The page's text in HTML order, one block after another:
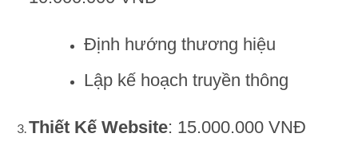
Định hướng thương hiệu
Lập kế hoạch truyền thông
Thiết Kế Website: 15.000.000 VNĐ